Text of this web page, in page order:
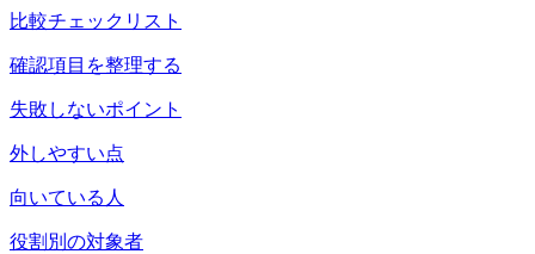
比較チェックリスト
確認項目を整理する
失敗しないポイント
外しやすい点
向いている人
役割別の対象者